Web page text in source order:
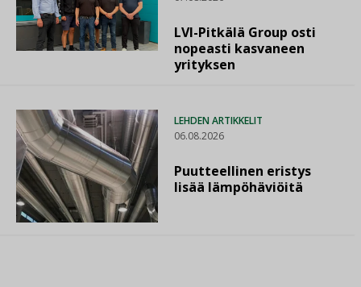
LVI-Pitkälä Group osti
nopeasti kasvaneen
yrityksen
LEHDEN ARTIKKELIT
06.08.2026
Puutteellinen eristys
lisää lämpöhäviöitä